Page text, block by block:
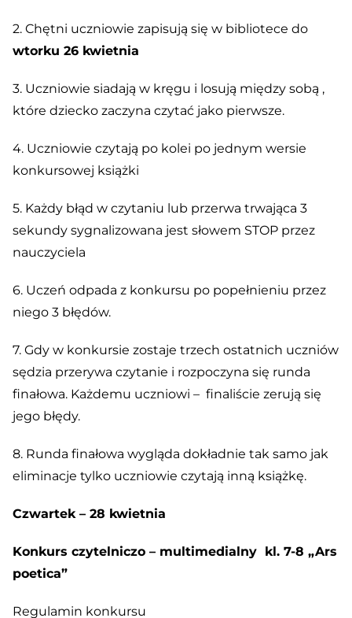
2. Chętni uczniowie zapisują się w bibliotece do
wtorku 26 kwietnia
3. Uczniowie siadają w kręgu i losują między sobą ,
które dziecko zaczyna czytać jako pierwsze.
4. Uczniowie czytają po kolei po jednym wersie
konkursowej książki
5. Każdy błąd w czytaniu lub przerwa trwająca 3
sekundy sygnalizowana jest słowem STOP przez
nauczyciela
6. Uczeń odpada z konkursu po popełnieniu przez
niego 3 błędów.
7. Gdy w konkursie zostaje trzech ostatnich uczniów
sędzia przerywa czytanie i rozpoczyna się runda
finałowa. Każdemu uczniowi – finaliście zerują się
jego błędy.
8. Runda finałowa wygląda dokładnie tak samo jak
eliminacje tylko uczniowie czytają inną książkę.
Czwartek – 28 kwietnia
Konkurs czytelniczo – multimedialny kl. 7-8 „Ars
poetica”
Regulamin konkursu